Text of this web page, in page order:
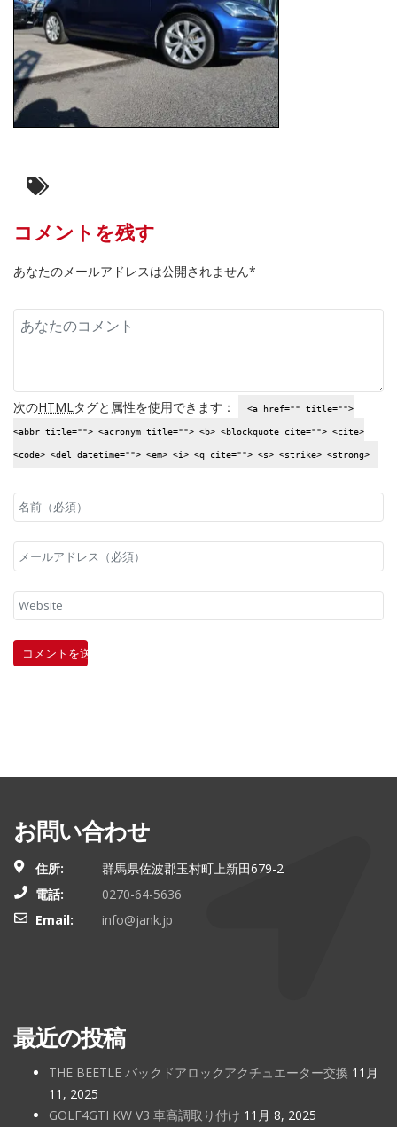
コメントを残す
あなたのメールアドレスは公開されません*
次のHTML タグと属性を使用できます： <a href="" title="">
<abbr title=""> <acronym title=""> <b> <blockquote cite=""> <cite>
<code> <del datetime=""> <em> <i> <q cite=""> <s> <strike> <strong>
お問い合わせ
住所:
群馬県佐波郡玉村町上新田679-2
電話:
0270-64-5636
Email:
info@jank.jp
最近の投稿
THE BEETLE バックドアロックアクチュエーター交換 11月
11, 2025
GOLF4GTI KW V3 車高調取り付け 11月 8, 2025